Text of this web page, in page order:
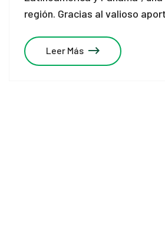
región. Gracias al valioso
Leer Más